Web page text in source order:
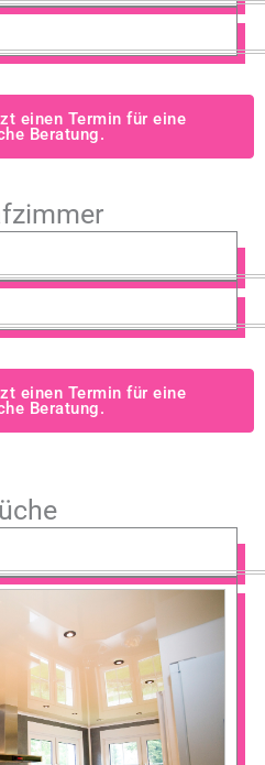
einen Termin für eine
Beratung.
einen Termin für eine
Beratung.